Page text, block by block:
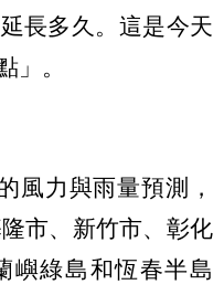
長多久。這是今天
」。
風力與雨量預測，
市、新竹市、彰化
嶼綠島和恆春半島